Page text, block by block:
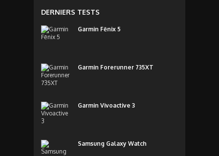
DERNIERS TESTS
Garmin Fēnix 5
Garmin Forerunner 735XT
Garmin Vivoactive 3
Samsung Galaxy Watch